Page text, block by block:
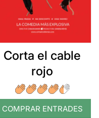
Corta el cable
rojo
COMPRAR ENTRADES